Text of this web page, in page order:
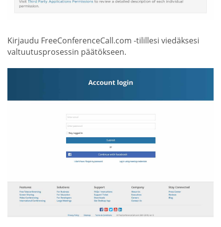
Kirjaudu FreeConferenceCall.com -tilillesi viedäksesi
valtuutusprosessin päätökseen.